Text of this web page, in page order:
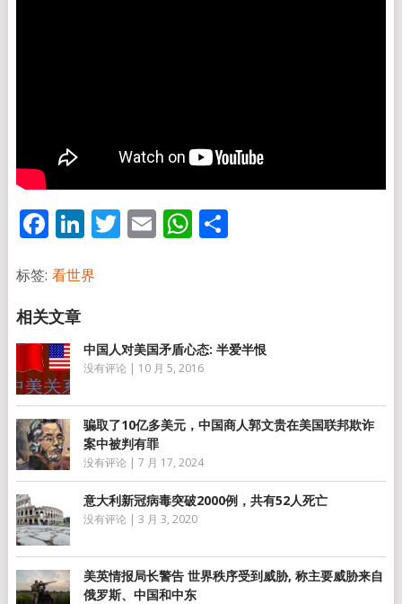
Facebook
LinkedIn
Twitter
EmailWhatsApp
分
标签: 看世界
中国人对美国矛盾心态: 半爱半恨
没有评论 | 10 月 5, 2016
骗取了10亿多美元，中国商人郭文贵在美国联邦欺诈
案中被判有罪
没有评论 | 7 月 17, 2024
意大利新冠病毒突破2000例，共有52人死亡
没有评论 | 3 月 3, 2020
美英情报局长警告 世界秩序受到威胁, 称主要威胁来自
俄罗斯、中国和中东